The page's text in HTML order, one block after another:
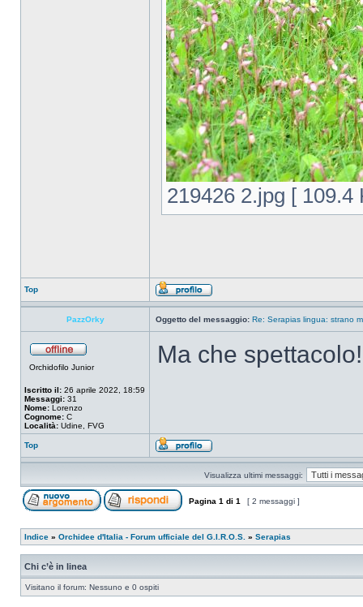
219426 2.jpg [ 109.4
Top
PazzOrky Oggetto del messaggio: Re: Serapias lingua: strano
Orchidofilo Junior
Iscritto il: 26 aprile 2022, 18:59
Messaggi: 31
Nome: Lorenzo
Cognome: C
Località: Udine, FVG
Ma che
Top
Visualizza ultimi messaggi:
Pagina 1 di 1 [ 2 messaggi ]
Indice » Orchidee d'Italia - Forum ufficiale del G.I.R.O.S. » Serapias
Chi c’è in linea
Visitano il forum: Nessuno e 0 ospiti